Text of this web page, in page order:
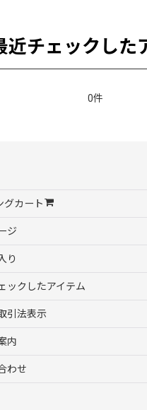
近チェックした
0件
グカート
ジ
り
ックしたアイテム
引法表示
内
わせ